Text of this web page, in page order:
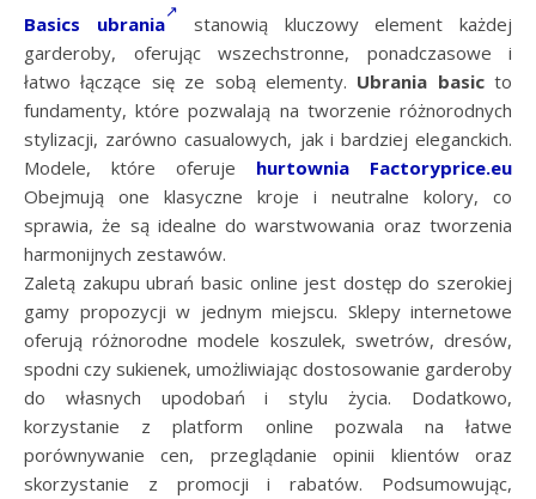
Basics ubrania
stanowią kluczowy element każdej
garderoby, oferując wszechstronne, ponadczasowe i
łatwo łączące się ze sobą elementy. Ubrania basicto
fundamenty, które pozwalają na tworzenie różnorodnych
stylizacji, zarówno casualowych, jak i bardziej eleganckich.
Modele, które oferuje hurtownia Factoryprice.eu
Obejmują one klasyczne kroje i neutralne kolory, co
sprawia, że są idealne do warstwowania oraz tworzenia
harmonijnych zestawów.
Zaletą zakupu ubrań basic online jest dostęp do szerokiej
gamy propozycji w jednym miejscu. Sklepy internetowe
oferują różnorodne modele koszulek, swetrów, dresów,
spodni czy sukienek, umożliwiając dostosowanie garderoby
do własnych upodobań i stylu życia. Dodatkowo,
korzystanie z platform online pozwala na łatwe
porównywanie cen, przeglądanie opinii klientów oraz
skorzystanie z promocji i rabatów. Podsumowując,